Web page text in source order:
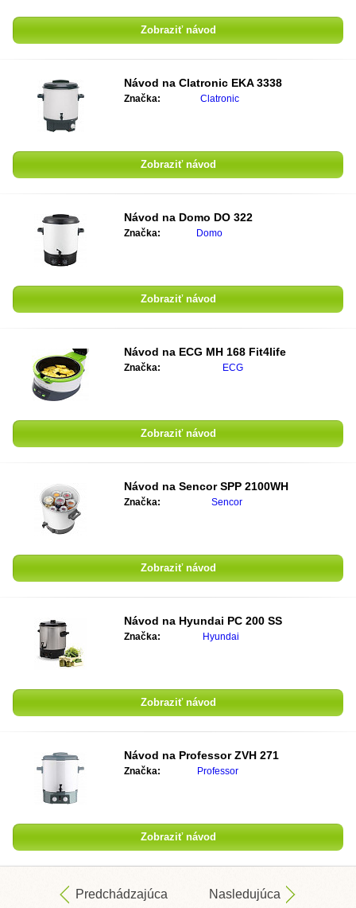
Zobraziť návod
Návod na Clatronic EKA 3338
Značka: Clatronic
Zobraziť návod
Návod na Domo DO 322
Značka: Domo
Zobraziť návod
Návod na ECG MH 168 Fit4life
Značka: ECG
Zobraziť návod
Návod na Sencor SPP 2100WH
Značka: Sencor
Zobraziť návod
Návod na Hyundai PC 200 SS
Značka: Hyundai
Zobraziť návod
Návod na Professor ZVH 271
Značka: Professor
Zobraziť návod
Predchádzajúca Nasledujúca